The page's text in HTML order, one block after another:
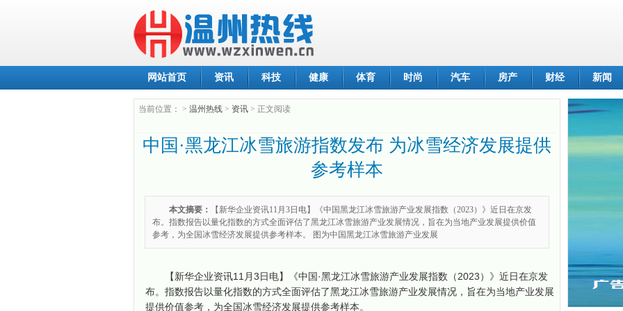
网站首页 资讯 科技 健康 体育 时尚 汽车 房产 财经 新闻
当前位置： > 温州热线 > 资讯 > 正文阅读
中国·黑龙江冰雪旅游指数发布 为冰雪经济发展提供
参考样本
本文摘要：
【新华企业资讯11月3日电】《中国黑龙江冰雪旅游产业发展指数（2023）》近日在京发
布。指数报告以量化指数的方式全面评估了黑龙江冰雪旅游产业发展情况，旨在为当地产业发展提供价值
参考，为全国冰雪经济发展提供参考样本。 图为中国黑龙江冰雪旅游产业发展
【新华企业资讯11月3日电】《中国·黑龙江冰雪旅游产业发展指数（2023）》近日在京发
布。指数报告以量化指数的方式全面评估了黑龙江冰雪旅游产业发展情况，旨在为当地产业发展
提供价值参考，为全国冰雪经济发展提供参考样本。